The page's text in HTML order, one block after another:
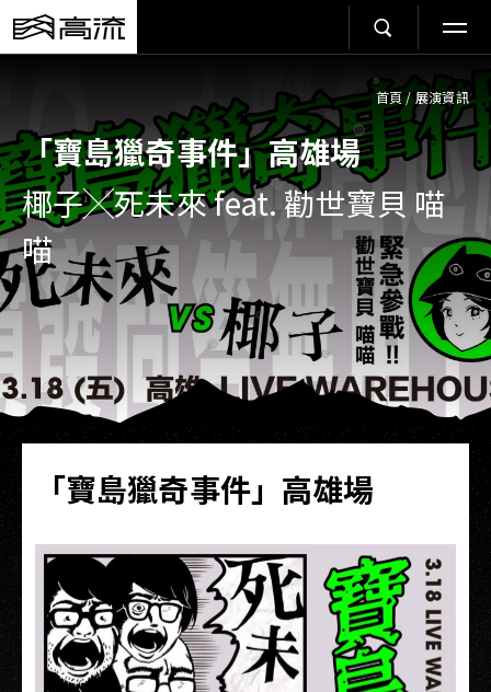
首頁/展演資訊
「寶島獵奇事件」高雄場
椰子╳死未來 feat. 勸世寶貝 喵
喵
「寶島獵奇事件」高雄場